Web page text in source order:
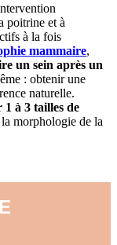
poitrine et à
à la fois
mammaire,
un sein après un
: obtenir une
naturelle.
1 à 3 tailles de
morphologie de la